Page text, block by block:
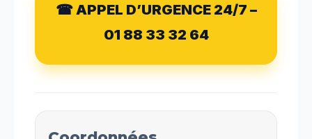
☎ APPEL D’URGENCE 24/7 –
01 88 33 32 64